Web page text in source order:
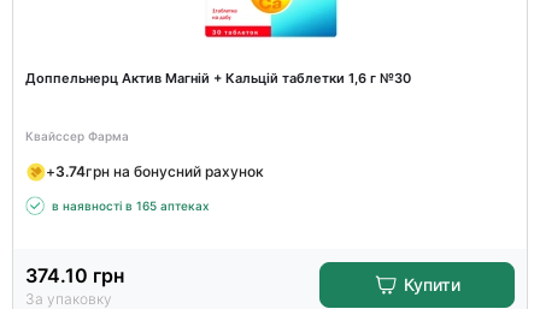
Доппельнерц Актив Магній + Кальцій таблетки 1,6 г №30
Квайссер Фарма
+3.74грн на бонусний рахунок
в наявності в 165 аптеках
374.10 грн
За упаковку
Купити